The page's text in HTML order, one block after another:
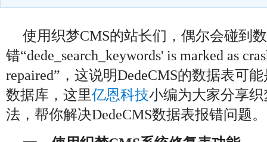
使用织梦CMS的站长们，偶尔会碰到
错“dede_search_keywords' is marked as
repaired”，这说明DedeCMS的数据表可
数据库，这里亿恩科技小编为大家分享
法，帮你解决DedeCMS数据表报错问题。